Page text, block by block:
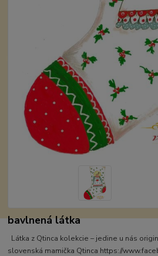
bavlnená látka
Látka z Qtinca kolekcie – jedine u nás
slovenská mamička Qtinca https://